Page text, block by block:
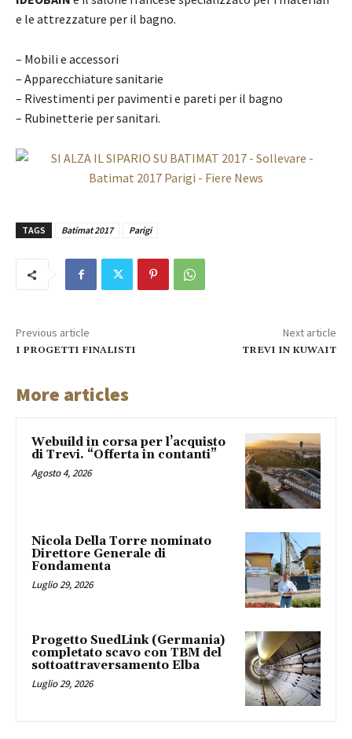
e le attrezzature per il bagno.
– Mobili e accessori
– Apparecchiature sanitarie
– Rivestimenti per pavimenti e pareti per il bagno
– Rubinetterie per sanitari.
TAGS Batimat 2017 Parigi
Previous article
I PROGETTI FINALISTI
Next article
TREVI IN KUWAIT
More articles
Webuild in corsa per l’acquisto
di Trevi. “Offerta in contanti”
Agosto 4, 2026
Nicola Della Torre nominato
Direttore Generale di
Fondamenta
Luglio 29, 2026
Progetto SuedLink (Germania)
completato scavo con TBM del
sottoattraversamento Elba
Luglio 29, 2026